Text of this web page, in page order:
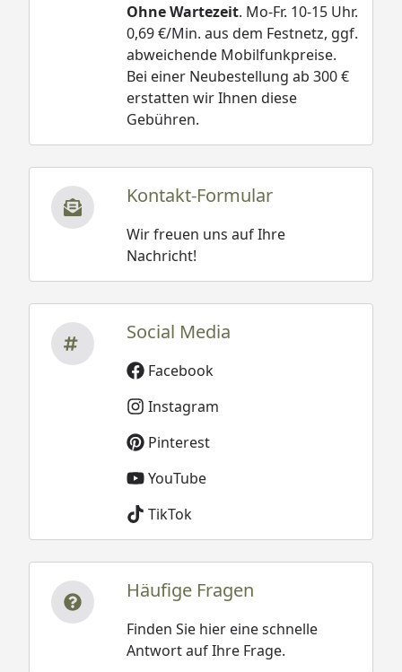
Ohne Wartezeit. Mo-Fr. 10-15 Uhr.
0,69 €/Min. aus dem Festnetz, ggf.
abweichende Mobilfunkpreise.
Bei einer Neubestellung ab 300 €
erstatten wir Ihnen diese
Gebühren.
Kontakt-Formular
Wir freuen uns auf Ihre
Nachricht!
Social Media
Facebook
Instagram
Pinterest
YouTube
TikTok
Häufige Fragen
Finden Sie hier eine schnelle
Antwort auf Ihre Frage.